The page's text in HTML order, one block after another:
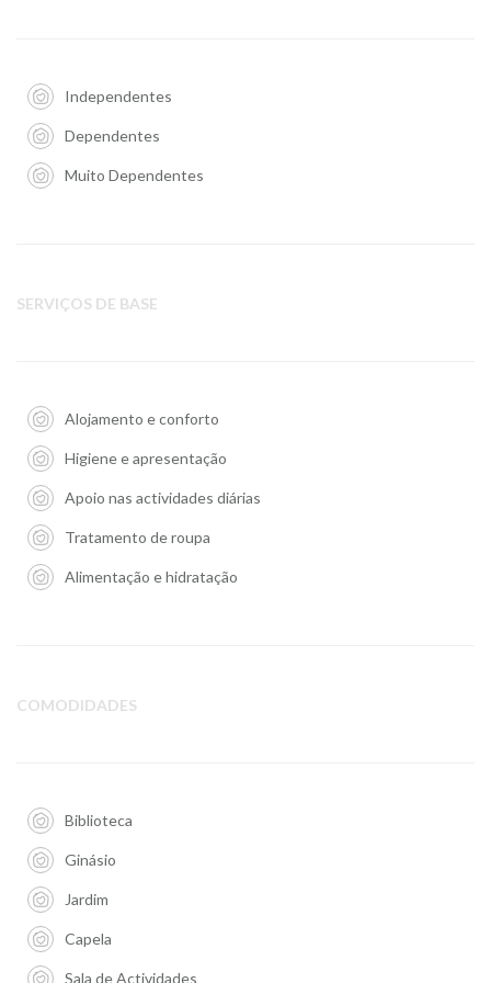
Independentes
Dependentes
Muito Dependentes
SERVIÇOS DE BASE
Alojamento e conforto
Higiene e apresentação
Apoio nas actividades diárias
Tratamento de roupa
Alimentação e hidratação
COMODIDADES
Biblioteca
Ginásio
Jardim
Capela
Sala de Actividades